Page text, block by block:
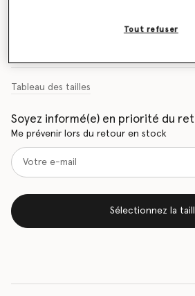
Tableau des tailles
Soyez informé(e) en priorité du
Me prévenir lors du retour en stock
Sélectionnez la
Tout refuser